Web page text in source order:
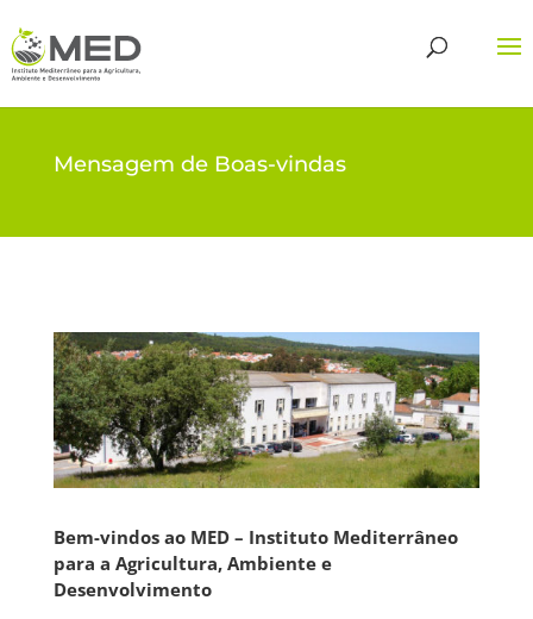
Mensagem de Boas-vindas
Bem-vindos ao MED – Instituto Mediterrâneo
para a Agricultura, Ambiente e
Desenvolvimento